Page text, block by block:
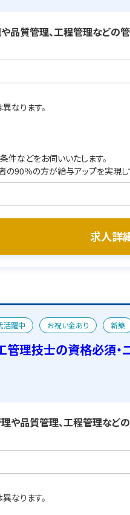
質管理、工程管理などの
なります。
件などをお伺いいたします。
90％の方が給与アップを実現し
求人詳
活躍中 お祝い金あり
新築
管理技士の資格必須・
品質管理、工程管理など
なります。